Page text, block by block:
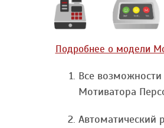
Подробнее о модели
Все возможности
Мотиватора
Автоматический